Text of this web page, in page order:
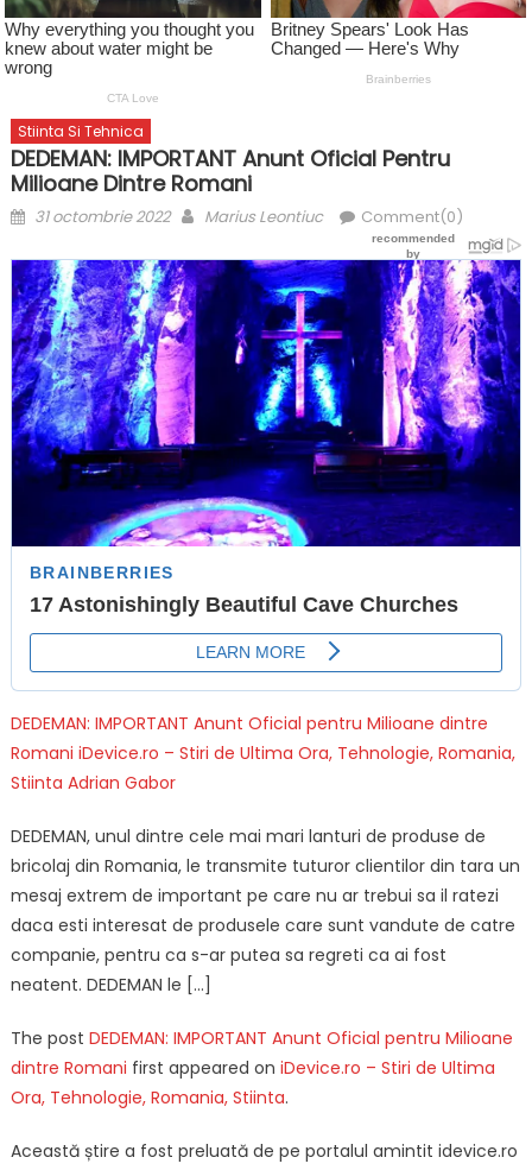
Stiinta Si Tehnica
DEDEMAN: IMPORTANT Anunt Oficial Pentru
Milioane Dintre Romani
Posted
31 octombrie 2022 Author
Marius Leontiuc Comment(0)
DEDEMAN: IMPORTANT Anunt Oficial pentru Milioane dintre
Romani iDevice.ro – Stiri de Ultima Ora, Tehnologie, Romania,
Stiinta Adrian Gabor
DEDEMAN, unul dintre cele mai mari lanturi de produse de
bricolaj din Romania, le transmite tuturor clientilor din tara un
mesaj extrem de important pe care nu ar trebui sa il ratezi
daca esti interesat de produsele care sunt vandute de catre
companie, pentru ca s-ar putea sa regreti ca ai fost
neatent. DEDEMAN le […]
The post DEDEMAN: IMPORTANT Anunt Oficial pentru Milioane
dintre Romani first appeared on iDevice.ro – Stiri de Ultima
Ora, Tehnologie, Romania, Stiinta.
Această știre a fost preluată de pe portalul amintit idevice.ro